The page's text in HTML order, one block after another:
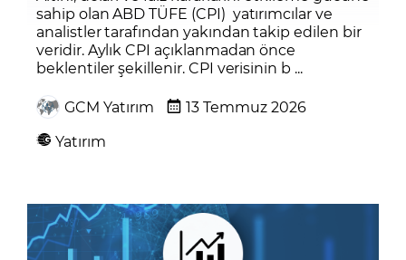
sahip olan ABD TÜFE (CPI) yatırımcılar ve
analistler tarafından yakından takip edilen bir
veridir. Aylık CPI açıklanmadan önce
beklentiler şekillenir. CPI verisinin b ...
GCM Yatırım
13 Temmuz 2026
Yatırım